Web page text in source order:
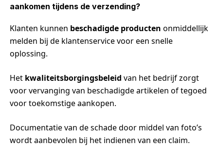
aankomen tijdens de verzending?
Klanten kunnen beschadigde producten onmiddellijk
melden bij de klantenservice voor een snelle
oplossing.
Het kwaliteitsborgingsbeleid van het bedrijf zorgt
voor vervanging van beschadigde artikelen of tegoed
voor toekomstige aankopen.
Documentatie van de schade door middel van foto’s
wordt aanbevolen bij het indienen van een claim.